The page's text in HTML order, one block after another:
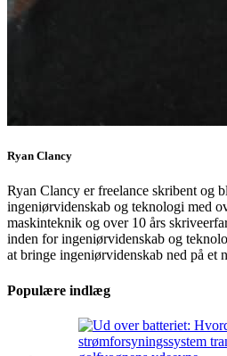
Ryan Clancy
Ryan Clancy er freelance skribent og
ingeniørvidenskab og teknologi med
maskinteknik og over 10 års
inden for ingeniørvidenskab og
at bringe ingeniørvidenskab ned på et
Populære indlæg